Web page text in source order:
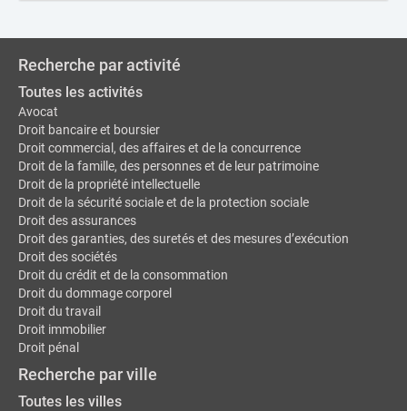
Recherche par activité
Toutes les activités
Avocat
Droit bancaire et boursier
Droit commercial, des affaires et de la concurrence
Droit de la famille, des personnes et de leur patrimoine
Droit de la propriété intellectuelle
Droit de la sécurité sociale et de la protection sociale
Droit des assurances
Droit des garanties, des suretés et des mesures d’exécution
Droit des sociétés
Droit du crédit et de la consommation
Droit du dommage corporel
Droit du travail
Droit immobilier
Droit pénal
Recherche par ville
Toutes les villes